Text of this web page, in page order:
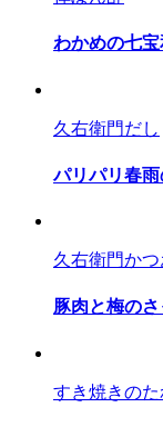
わかめの七宝
久右衛門だし
パリパリ春
久右衛門かつ
豚肉と梅の
すき焼きのた